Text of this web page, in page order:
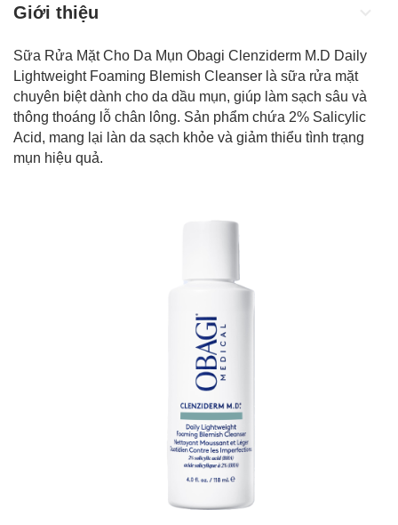
Giới thiệu
Sữa Rửa Mặt Cho Da Mụn Obagi Clenziderm M.D Daily
Lightweight Foaming Blemish Cleanser là sữa rửa mặt
chuyên biệt dành cho da dầu mụn, giúp làm sạch sâu và
thông thoáng lỗ chân lông. Sản phẩm chứa 2% Salicylic
Acid, mang lại làn da sạch khỏe và giảm thiểu tình trạng
mụn hiệu quả.